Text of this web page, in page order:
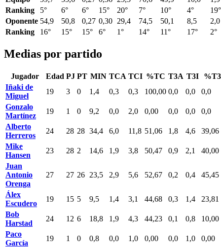
Ranking
5° 6° 6° 15° 20° 7° 10° 4°
19°
Oponente 54,9 50,8 0,27 0,30 29,4 74,5 50,1 8,5
2,0
Ranking
16° 15° 15° 6° 1° 14° 11° 17° 2°
Medias por partido
Jugador Edad PJ PT MIN TCA TCI %TC T3A T3I
%T3
Iñaki de
Miguel
19 3 0 1,4 0,3 0,3 100,00 0,0 0,0
0,0
Gonzalo
Martínez
19 1 0 9,2 0,0 2,0 0,00 0,0 0,0
0,0
Alberto
Herreros
24 28 28 34,4 6,0 11,8 51,06 1,8 4,6
39,06
Mike
Hansen
23 28 2 14,6 1,9 3,8 50,47 0,9 2,1
40,00
Juan
Antonio
Orenga
27 27 26 23,5 2,9 5,6 52,67 0,2 0,4 45,45
Álex
Escudero
19 15 5 9,5 1,4 3,1 44,68 0,3 1,4
23,81
Bob
Harstad
24 12 6 18,8 1,9 4,3 44,23 0,1 0,8
10,00
Paco
García
19 1 0 0,8 0,0 1,0 0,00 0,0 1,0
0,00